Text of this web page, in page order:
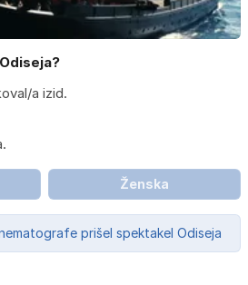
a izid.
Ženska
prišel spektakel Odiseja